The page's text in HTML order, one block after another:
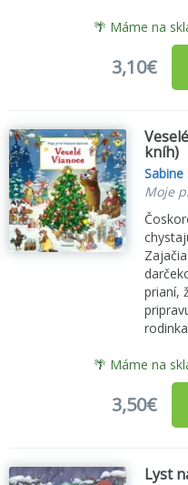
🌴 Máme na
3,10€
kníh)
Sabine
Moje
prianí,
🌴 Máme na
3,50€
Lyst